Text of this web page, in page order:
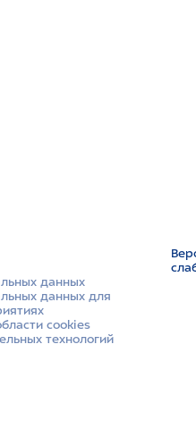
данных
данных для
cookies
технологий